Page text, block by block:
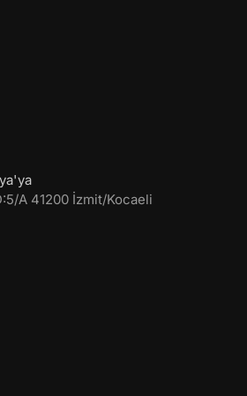
A 41200 İzmit/Kocaeli